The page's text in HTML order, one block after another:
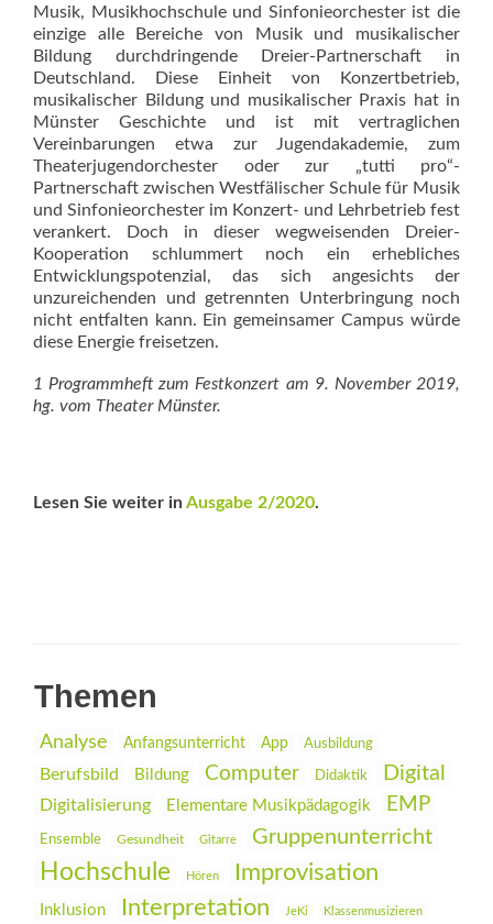
Musik, Musikhochschule und Sinfonieorchester ist die
einzige alle Bereiche von Musik und musikalischer
Bildung durchdringende Dreier-Partnerschaft in
Deutschland. Diese Einheit von Konzertbetrieb,
musikalischer Bildung und musikalischer Praxis hat in
Münster Geschichte und ist mit vertraglichen
Vereinbarungen etwa zur Jugendakademie, zum
Theaterjugendorchester oder zur „tutti pro“-
Partnerschaft zwischen Westfälischer Schule für Musik
und Sinfonieorchester im Konzert- und Lehrbetrieb fest
verankert. Doch in dieser wegweisenden Dreier-
Kooperation schlummert noch ein erhebliches
Entwicklungspotenzial, das sich angesichts der
unzureichenden und getrennten Unterbringung noch
nicht entfalten kann. Ein gemeinsamer Campus würde
diese Energie freisetzen.
1 Programmheft zum Festkonzert am 9. November 2019,
hg. vom Theater Münster.
Lesen Sie weiter inAusgabe 2/2020.
Themen
Analyse Anfangsunterricht App Ausbildung
Berufsbild Bildung Computer Didaktik Digital
Digitalisierung Elementare Musikpädagogik EMP
Ensemble Gesundheit Gitarre Gruppenunterricht
Hochschule Hören Improvisation
Inklusion Interpretation JeKi Klassenmusizieren